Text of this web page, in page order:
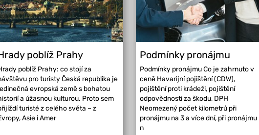
poblíž Prahy
poblíž Prahy: co stojí za
pro turisty Česká republika je
evropská země s bohatou
a úžasnou kulturou. Proto sem
turisté z celého světa – z
Asie i Amer
Podmínky pronájmu
Podmínky pronájmu Co je zahrnuto v
ceně Havarijní pojištění (CDW),
pojištění proti krádeži, pojištění
odpovědnosti za škodu, DPH
Neomezený počet kilometrů při
pronájmu na 3 a více dní, při pronájmu
n